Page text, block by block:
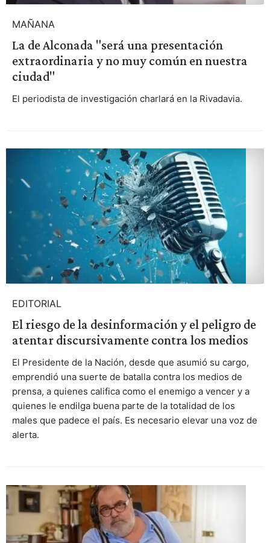
MAÑANA
La de Alconada "será una presentación
extraordinaria y no muy común en nuestra
ciudad"
El periodista de investigación charlará en la Rivadavia.
EDITORIAL
El riesgo de la desinformación y el peligro de
atentar discursivamente contra los medios
El Presidente de la Nación, desde que asumió su cargo,
emprendió una suerte de batalla contra los medios de
prensa, a quienes califica como el enemigo a vencer y a
quienes le endilga buena parte de la totalidad de los
males que padece el país. Es necesario elevar una voz de
alerta.